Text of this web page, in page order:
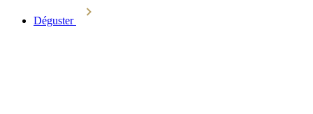
Déguster